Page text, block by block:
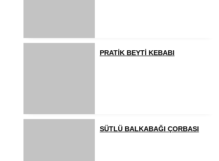
PRATİK BEYTİ KEBABI
SÜTLÜ BALKABAĞI ÇORBASI